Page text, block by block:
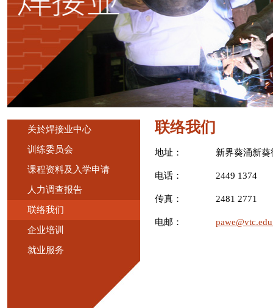
关於焊接业中心
训练委员会
课程资料及入学申请
人力调查报告
联络我们
企业培训
就业服务
联络我们
地址： 新界葵涌新
电话： 2449 1374
传真： 2481 2771
电邮：